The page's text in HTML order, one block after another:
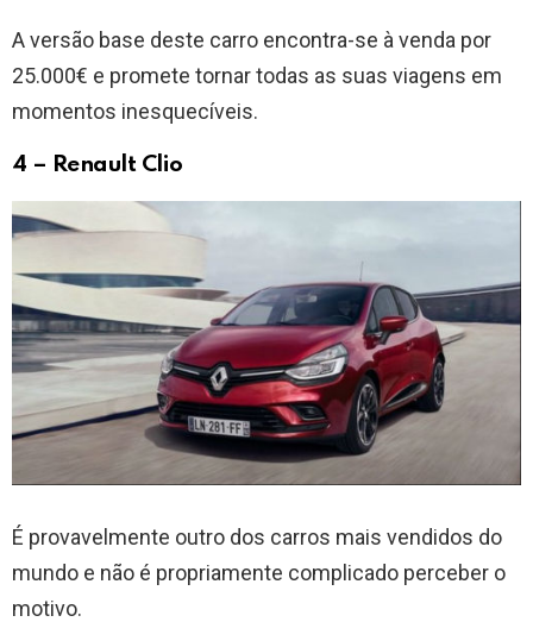
A versão base deste carro encontra-se à venda por
25.000€ e promete tornar todas as suas viagens em
momentos inesquecíveis.
4 – Renault Clio
É provavelmente outro dos carros mais vendidos do
mundo e não é propriamente complicado perceber o
motivo.